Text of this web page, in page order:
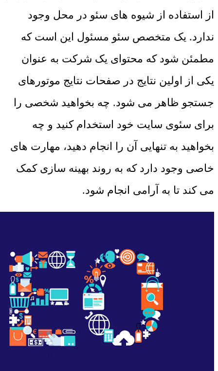
از استفاده از شیوه های سئو در محل وجود
ندارد. یک متخصص سئو مسئول این است که
مطمئن شود که محتوای یک شرکت به عنوان
یکی از اولین نتایج در صفحات نتایج موتورهای
جستجو ظاهر می شود. چه بخواهید شخصی را
برای سئوی سایت خود استخدام کنید و چه
بخواهید به تنهایی آن را انجام دهید، مهارت های
خاصی وجود دارد که به روند بهینه سازی کمک
می کند تا به آرامی انجام شود.